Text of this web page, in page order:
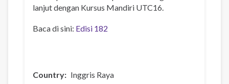
lanjut dengan Kursus Mandiri UTC16.
Baca di sini: Edisi 182
Country
Inggris Raya